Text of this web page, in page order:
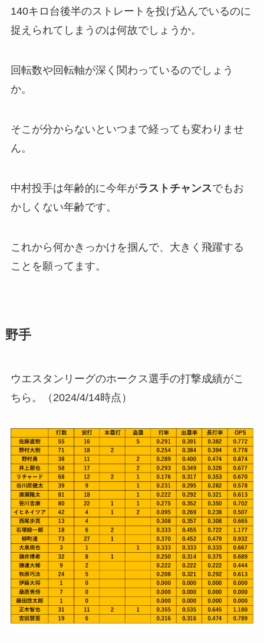
140キロ台後半のストレートを投げ込んでいるのに
捉えられてしまうのは何故でしょうか。
回転数や回転軸が深く関わっているのでしょう
か。
そこが分からないといつまで経っても変わりませ
ん。
中村投手は年齢的に今年がラストチャンスでもお
かしくない年齢です。
これから何かきっかけを掴んで、大きく飛躍する
ことを願ってます。
野手
ウエスタンリーグのホークス選手の打撃成績がこ
ちら。（2024/4/14時点）